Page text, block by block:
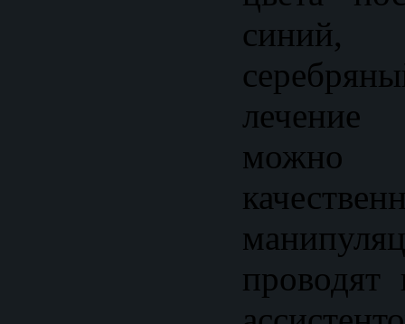
лечение